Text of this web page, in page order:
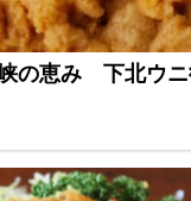
の恵み 下北ウニ